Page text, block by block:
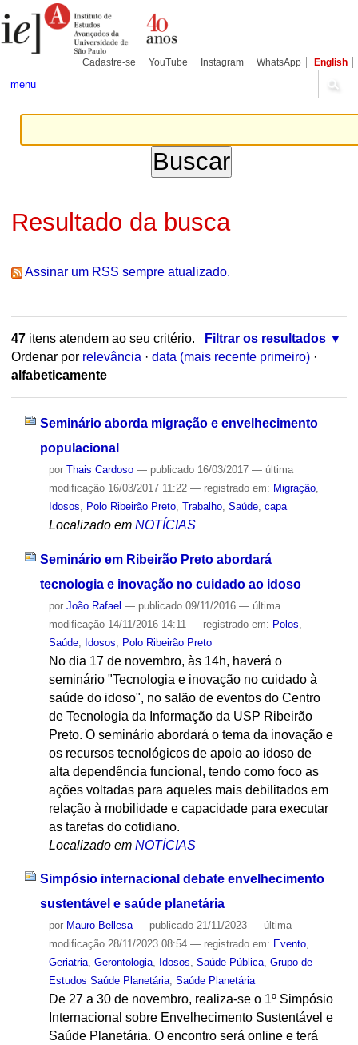
para
conteúdo.
Pessoais
Cadastre-se YouTube Instagram WhatsApp English
menu
Resultado da busca
Assinar um RSS sempre atualizado.
47itens atendem ao seu critério.
Filtrar os resultados
Ordenar por relevância · data (mais recente primeiro) ·
alfabeticamente
Seminário aborda migração e envelhecimento
populacional
por Thais Cardoso — publicado16/03/2017 — última
modificação16/03/2017 11:22 — registrado em: Migração,
Idosos
Polo Ribeirão Preto, Trabalho, Saúde, capa
Localizado em NOTÍCIAS
Seminário em Ribeirão Preto abordará
tecnologia e inovação no cuidado ao idoso
por João Rafael — publicado09/11/2016 — última
modificação14/11/2016 14:11 — registrado em: Polos
Saúde, Idosos Polo Ribeirão Preto
No dia 17 de novembro, às 14h, haverá o
seminário "Tecnologia e inovação no cuidado à
saúde do idoso", no salão de eventos do Centro
de Tecnologia da Informação da USP Ribeirão
Preto. O seminário abordará o tema da inovação e
os recursos tecnológicos de apoio ao idoso de
alta dependência funcional, tendo como foco as
ações voltadas para aqueles mais debilitados em
relação à mobilidade e capacidade para executar
as tarefas do cotidiano.
Localizado em NOTÍCIAS
Simpósio internacional debate envelhecimento
sustentável e saúde planetária
por Mauro Bellesa — publicado21/11/2023 — última
modificação28/11/2023 08:54 — registrado em: Evento,
Geriatria, Gerontologia, Idosos, Saúde Pública, Grupo de
Estudos Saúde Planetária, Saúde Planetária
De 27 a 30 de novembro, realiza-se o 1º Simpósio
Internacional sobre Envelhecimento Sustentável e
Saúde Planetária. O encontro será online e terá